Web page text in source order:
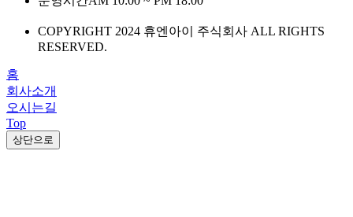
COPYRIGHT 2024 휴엔아이 주식회사 ALL RIGHTS
RESERVED.
홈
회사소개
오시는길
Top
상단으로